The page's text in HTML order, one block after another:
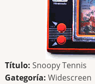
Título: Snoopy Tennis
Gategoría: Widescreen